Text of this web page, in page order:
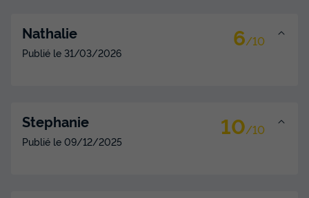
Nathalie 6/10
Publié le 31/03/2026
Stephanie 10/10
Publié le 09/12/2025